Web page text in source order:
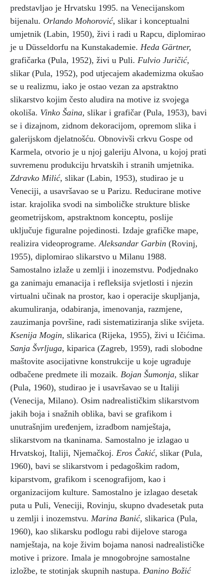
predstavljao je Hrvatsku 1995. na Venecijanskom
bijenalu. Orlando Mohorović, slikar i konceptualni
umjetnik (Labin, 1950), živi i radi u Rapcu, diplomirao
je u Düsseldorfu na Kunstakademie. Heda Gärtner,
grafičarka (Pula, 1952), živi u Puli. Fulvio Juričić,
slikar (Pula, 1952), pod utjecajem akademizma okušao
se u realizmu, iako je ostao vezan za apstraktno
slikarstvo kojim često aludira na motive iz svojega
okoliša. Vinko Šaina, slikar i grafičar (Pula, 1953), bavi
se i dizajnom, zidnom dekoracijom, opremom slika i
galerijskom djelatnošću. Obnovivši crkvu Gospe od
Karmela, otvorio je u njoj galeriju Alvona, u kojoj prati
suvremenu produkciju hrvatskih i stranih umjetnika.
Zdravko Milić, slikar (Labin, 1953), studirao je u
Veneciji, a usavršavao se u Parizu. Reducirane motive
istar. krajolika svodi na simboličke strukture bliske
geometrijskom, apstraktnom konceptu, poslije
uključuje figuralne pojedinosti. Izdaje grafičke mape,
realizira videoprograme. Aleksandar Garbin (Rovinj,
1955), diplomirao slikarstvo u Milanu 1988.
Samostalno izlaže u zemlji i inozemstvu. Podjednako
ga zanimaju emanacija i refleksija svjetlosti i njezin
virtualni učinak na prostor, kao i operacije skupljanja,
akumuliranja, odabiranja, imenovanja, razmjene,
zauzimanja površine, radi sistematiziranja slike svijeta.
Ksenija Mogin, slikarica (Rijeka, 1955), živi u Ičićima.
Sanja Švrljuga, kiparica (Zagreb, 1959), radi slobodne
maštovite asocijativne konstrukcije u koje ugrađuje
odbačene predmete ili mozaik. Bojan Šumonja, slikar
(Pula, 1960), studirao je i usavršavao se u Italiji
(Venecija, Milano). Osim nadrealističkim slikarstvom
jakih boja i snažnih oblika, bavi se grafikom i
unutrašnjim uređenjem, izradbom namještaja,
slikarstvom na tkaninama. Samostalno je izlagao u
Hrvatskoj, Italiji, Njemačkoj. Eros Čakić, slikar (Pula,
1960), bavi se slikarstvom i pedagoškim radom,
kiparstvom, grafikom i scenografijom, kao i
organizacijom kulture. Samostalno je izlagao desetak
puta u Puli, Veneciji, Rovinju, skupno dvadesetak puta
u zemlji i inozemstvu. Marina Banić, slikarica (Pula,
1960), kao slikarsku podlogu rabi dijelove staroga
namještaja, na koje živim bojama nanosi nadrealističke
motive i prizore. Imala je mnogobrojne samostalne
izložbe, te stotinjak skupnih nastupa. Đanino Božić